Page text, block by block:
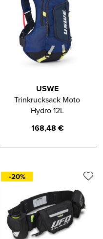
USWE
Trinkrucksack Moto
Hydro 12L
168,48 €
-20%